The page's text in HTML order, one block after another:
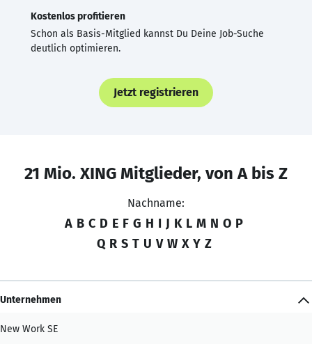
Kostenlos profitieren
Schon als Basis-Mitglied kannst Du Deine Job-Suche
deutlich optimieren.
Jetzt registrieren
21 Mio. XING Mitglieder, von A bis Z
Nachname:
A B C D E F G H I J K L M N O P
Q R S T U V W X Y Z
Unternehmen
New Work SE